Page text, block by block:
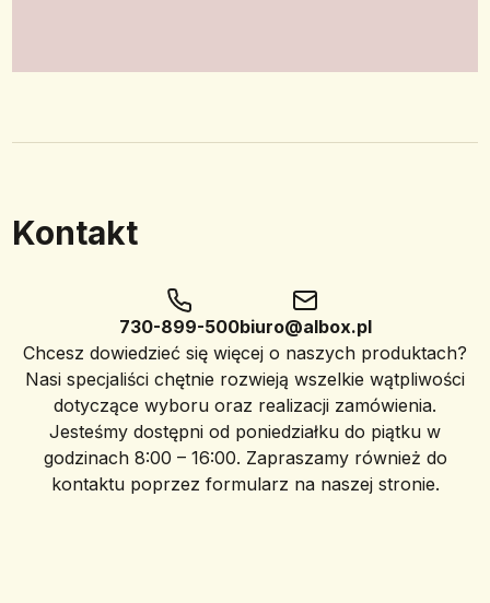
Kontakt
730-899-500biuro@albox.pl
Chcesz dowiedzieć się więcej o naszych produktach?
Nasi specjaliści chętnie rozwieją wszelkie wątpliwości
dotyczące wyboru oraz realizacji zamówienia.
Jesteśmy dostępni od poniedziałku do piątku w
godzinach 8:00 – 16:00. Zapraszamy również do
kontaktu poprzez formularz na naszej stronie.